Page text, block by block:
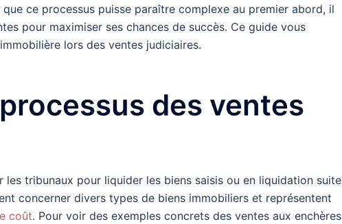
que ce processus puisse paraître complexe au premier abord, il
pour maximiser ses chances de succès. Ce guide vous
lors des ventes judiciaires.
des ventes
les tribunaux pour liquider les biens saisis ou en liquidation suite
concerner divers types de biens immobiliers et représentent
coût. Pour voir des exemples concrets des ventes aux enchères